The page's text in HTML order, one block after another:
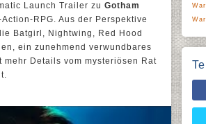
Launch Trailer zu Gotham
RPG. Aus der Perspektive
Batgirl, Nightwing, Red Hood
ein zunehmend verwundbares
mehr Details vom mysteriösen Rat